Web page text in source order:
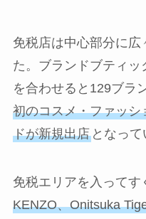
免税店は中心部分に広
た。ブランドブティ
を合わせると129ブラ
初のコスメ・ファッ
ドが新規出店となって
免税エリアを入ってす
KENZO、Onitsuka